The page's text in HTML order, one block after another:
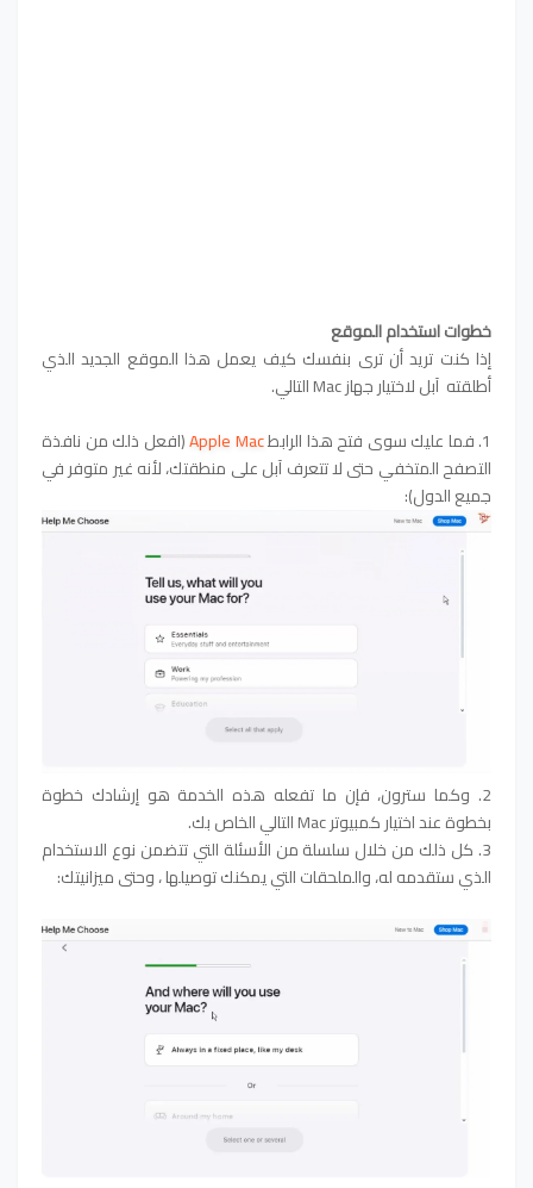
خطوات استخدام الموقع
إذا كنت تريد أن ترى بنفسك كيف يعمل هذا الموقع الجديد الذي
أطلقته آبل لاختيار جهاز Mac التالي.
1. فما عليك سوى فتح هذا الرابط
Apple Mac(افعل ذلك من نافذة
التصفح المتخفي حتى لا تتعرف آبل على منطقتك، لأنه غير متوفر في
جميع الدول):
2. وكما سترون، فإن ما تفعله هذه الخدمة هو إرشادك خطوة
بخطوة عند اختيار كمبيوتر Mac التالي الخاص بك.
3. كل ذلك من خلال سلسلة من الأسئلة التي تتضمن نوع الاستخدام
الذي ستقدمه له، والملحقات التي يمكنك توصيلها ، وحتى ميزانيتك: